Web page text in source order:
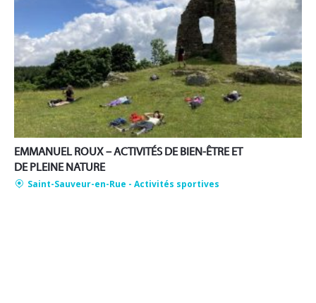
EMMANUEL ROUX – ACTIVITÉS DE BIEN-ÊTRE ET
DE PLEINE NATURE
Saint-Sauveur-en-Rue - Activités sportives